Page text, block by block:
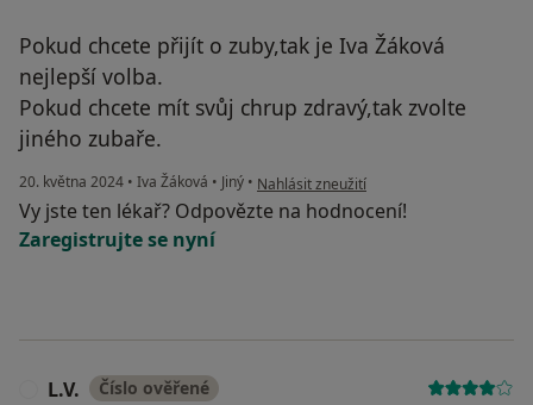
Pokud chcete přijít o zuby,tak je Iva Žáková
nejlepší volba.
Pokud chcete mít svůj chrup zdravý,tak zvolte
jiného zubaře.
20. května 2024 • Iva Žáková • Jiný • podle názoru uživatele Klára Švecová
Nahlásit zneužití
Vy jste ten lékař? Odpovězte na hodnocení!
Zaregistrujte se nyní
L.V. Číslo ověřené